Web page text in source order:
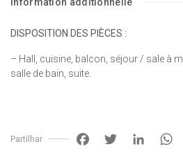
DISPOSITION DES PIÈCES :
– Hall, cuisine, balcon, séjour / sale à
salle de bain, suite.
PartilharFacebook
Twitter
LinkedIn